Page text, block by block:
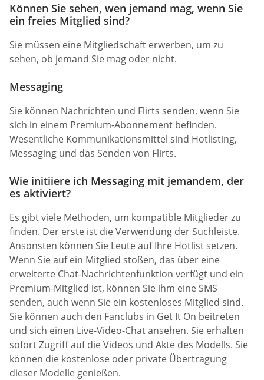
Können Sie sehen, wen jemand mag, wenn Sie
ein freies Mitglied sind?
Sie müssen eine Mitgliedschaft erwerben, um zu
sehen, ob jemand Sie mag oder nicht.
Messaging
Sie können Nachrichten und Flirts senden, wenn Sie
sich in einem Premium-Abonnement befinden.
Wesentliche Kommunikationsmittel sind Hotlisting,
Messaging und das Senden von Flirts.
Wie initiiere ich Messaging mit jemandem, der
es aktiviert?
Es gibt viele Methoden, um kompatible Mitglieder zu
finden. Der erste ist die Verwendung der Suchleiste.
Ansonsten können Sie Leute auf Ihre Hotlist setzen.
Wenn Sie auf ein Mitglied stoßen, das über eine
erweiterte Chat-Nachrichtenfunktion verfügt und ein
Premium-Mitglied ist, können Sie ihm eine SMS
senden, auch wenn Sie ein kostenloses Mitglied sind.
Sie können auch den Fanclubs in Get It On beitreten
und sich einen Live-Video-Chat ansehen. Sie erhalten
sofort Zugriff auf die Videos und Akte des Modells. Sie
können die kostenlose oder private Übertragung
dieser Modelle genießen.